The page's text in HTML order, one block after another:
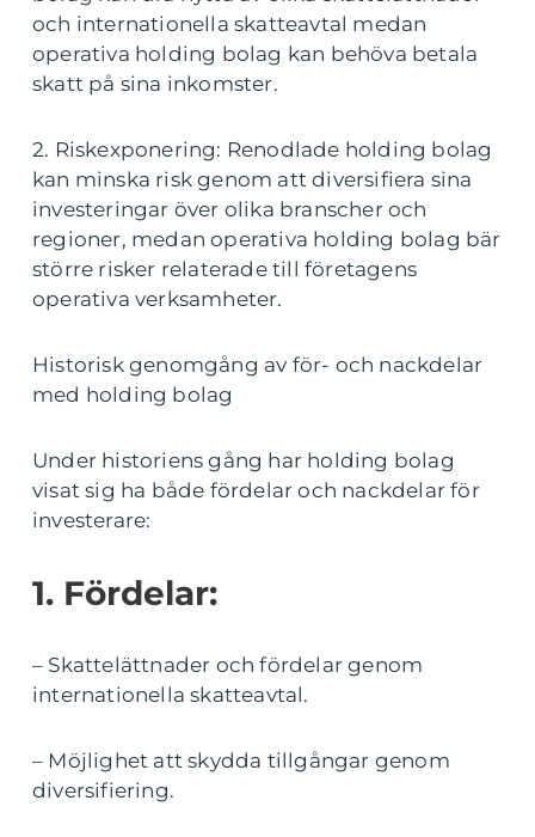
och internationella skatteavtal medan
operativa holding bolag kan behöva betala
skatt på sina inkomster.
2. Riskexponering: Renodlade holding bolag
kan minska risk genom att diversifiera sina
investeringar över olika branscher och
regioner, medan operativa holding bolag bär
större risker relaterade till företagens
operativa verksamheter.
Historisk genomgång av för- och nackdelar
med holding bolag
Under historiens gång har holding bolag
visat sig ha både fördelar och nackdelar för
investerare:
1. Fördelar:
– Skattelättnader och fördelar genom
internationella skatteavtal.
– Möjlighet att skydda tillgångar genom
diversifiering.